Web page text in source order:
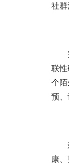
社群
联
个
预
康